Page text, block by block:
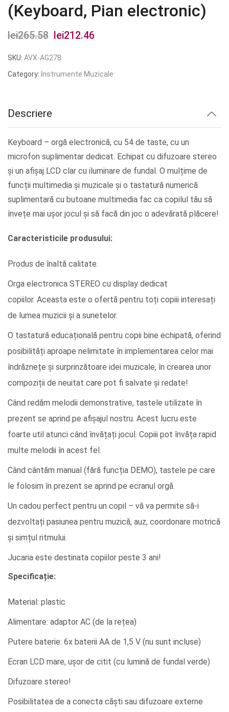
(Keyboard, Pian electronic)
lei265.58
Prețul
inițial
a
lei212.46
este:
SKU: AVX-AG278
Category: Instrumente Muzicale
Descriere
Keyboard – orgă electronică, cu 54 de taste, cu un
microfon suplimentar dedicat. Echipat cu difuzoare stereo
și un afișaj LCD clar cu iluminare de fundal. O mulțime de
funcții multimedia și muzicale și o tastatură numerică
suplimentară cu butoane multimedia fac ca copilul tău să
învețe mai ușor jocul și să facă din joc o adevărată plăcere!
Caracteristicile produsului:
Produs de înaltă calitate.
Orga electronica STEREO cu display dedicat
copiilor. Aceasta este o ofertă pentru toți copiii interesați
de lumea muzicii și a sunetelor.
O tastatură educațională pentru copii bine echipată, oferind
posibilități aproape nelimitate în implementarea celor mai
îndrăznețe și surprinzătoare idei muzicale, în crearea unor
compoziții de neuitat care pot fi salvate și redate!
Când redăm melodii demonstrative, tastele utilizate în
prezent se aprind pe afișajul nostru. Acest lucru este
foarte util atunci când învățați jocul. Copiii pot învăța rapid
multe melodii în acest fel.
Când cântăm manual (fără funcția DEMO), tastele pe care
le folosim în prezent se aprind pe ecranul orgă.
Un cadou perfect pentru un copil – vă va permite să-i
dezvoltați pasiunea pentru muzică, auz, coordonare motrică
și simțul ritmului.
Jucaria este destinata copiilor peste 3 ani!
Specificație:
Material: plastic
Alimentare: adaptor AC (de la rețea)
Putere baterie: 6x baterii AA de 1,5 V (nu sunt incluse)
Ecran LCD mare, ușor de citit (cu lumină de fundal verde)
Difuzoare stereo!
Posibilitatea de a conecta căști sau difuzoare externe